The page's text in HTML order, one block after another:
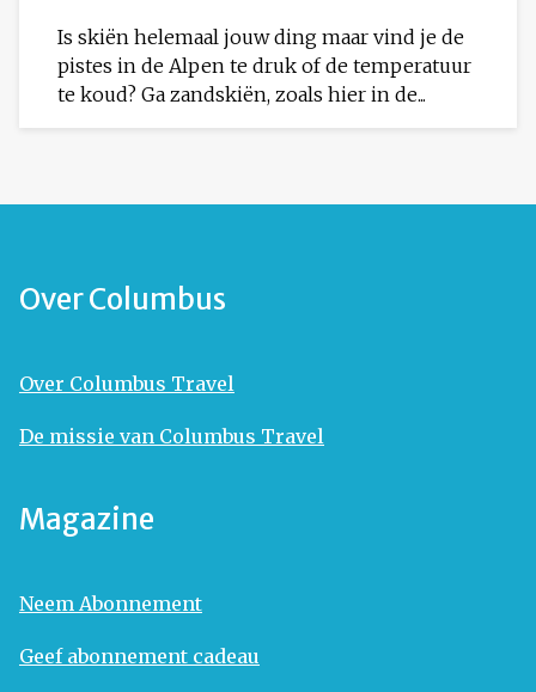
Is skiën helemaal jouw ding maar vind je de
pistes in de Alpen te druk of de temperatuur
te koud? Ga zandskiën, zoals hier in de...
Over Columbus
Over Columbus Travel
De missie van Columbus Travel
Magazine
Neem Abonnement
Geef abonnement cadeau